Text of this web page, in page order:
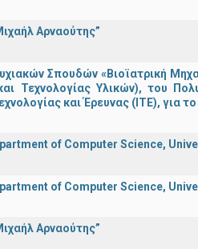
Αρναούτης”
Σπουδών «Βιοϊατρική
Τεχνολογίας Υλικών), του
και Έρευνας (ΙΤΕ), για
of Computer Science,
of Computer Science,
Αρναούτης”